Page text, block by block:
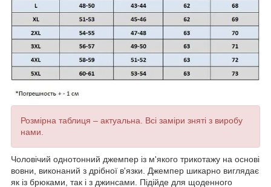
Розмірна таблиця – актуальна. Всі заміри зняті з виробу
нами.
Чоловічий однотонний джемпер із м'якого трикотажу на основі
вовни, виконаний з дрібної в'язки. Джемпер шикарно виглядає
як із брюками, так і з джинсами. Підійде для щоденного